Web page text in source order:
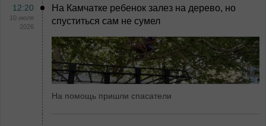
12:20
10 июля
2026
На Камчатке ребенок залез на дерево, но
спуститься сам не сумел
На помощь пришли спасатели